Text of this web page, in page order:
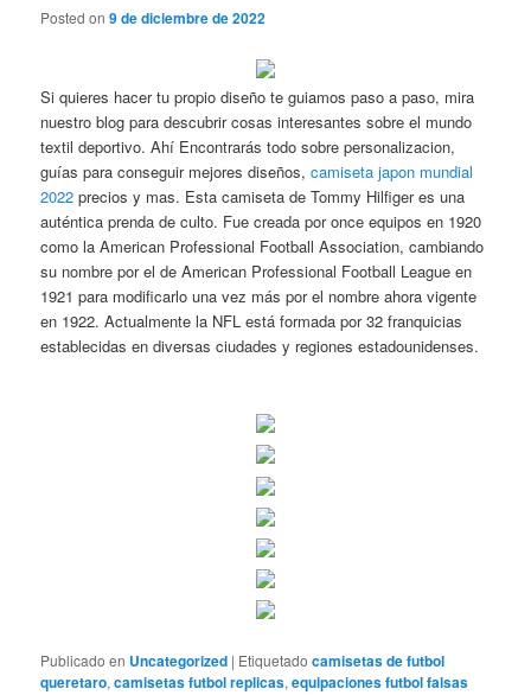
Posted on9 de diciembre de 2022
Si quieres hacer tu propio diseño te guiamos paso a paso, mira
nuestro blog para descubrir cosas interesantes sobre el mundo
textil deportivo. Ahí Encontrarás todo sobre personalizacion,
guías para conseguir mejores diseños,camiseta japon mundial
2022 precios y mas. Esta camiseta de Tommy Hilfiger es una
auténtica prenda de culto. Fue creada por once equipos en 1920
como la American Professional Football Association, cambiando
su nombre por el de American Professional Football League en
1921 para modificarlo una vez más por el nombre ahora vigente
en 1922. Actualmente la NFL está formada por 32 franquicias
establecidas en diversas ciudades y regiones estadounidenses.
Publicado en Uncategorized | Etiquetado camisetas de futbol
queretaro,camisetas futbol replicas,equipaciones futbol falsas